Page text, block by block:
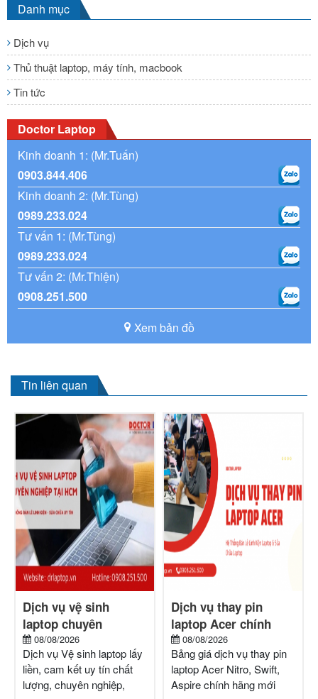
Danh mục
Dịch vụ
Thủ thuật laptop, máy tính, macbook
Tin tức
Doctor Laptop
Kinh doanh 1: (Mr.Tuấn)
0903.844.406
Kinh doanh 2: (Mr.Tùng)
0989.233.024
Tư vấn 1: (Mr.Tùng)
0989.233.024
Tư vấn 2: (Mr.Thiện)
0908.251.500
Xem bản đồ
Tin liên quan
Dịch vụ vệ sinh
laptop chuyên
nghiệp, uy tín TPHCM
08/08/2026
Dịch vụ Vệ sinh laptop lấy
liền, cam kết uy tín chất
lượng, chuyên nghiệp,
Dịch vụ thay pin
laptop Acer chính
hãng, uy tín tphcm
08/08/2026
Bảng giá dịch vụ thay pin
laptop Acer Nitro, Swift,
Aspire chính hãng mới